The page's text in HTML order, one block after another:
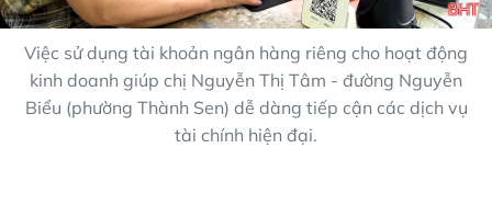
Việc sử dụng tài khoản ngân hàng riêng cho hoạt động
kinh doanh giúp chị Nguyễn Thị Tâm - đường Nguyễn
Biểu (phường Thành Sen) dễ dàng tiếp cận các dịch vụ
tài chính hiện đại.